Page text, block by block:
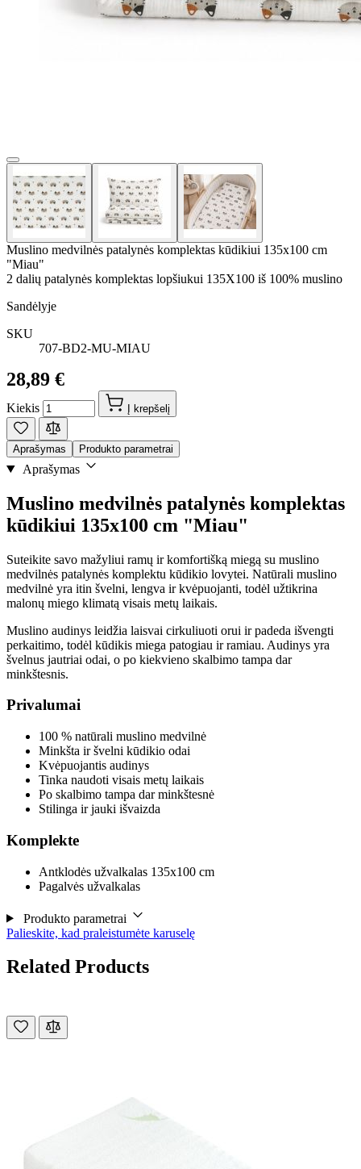
Muslino medvilnės patalynės komplektas kūdikiui 135x100 cm
"Miau"
2 dalių patalynės komplektas lopšiukui 135X100 iš 100% muslino
Sandėlyje
SKU
707-BD2-MU-MIAU
28,89 €
Kiekis Į krepšelį
Aprašymas Produkto parametrai
Aprašymas
Muslino medvilnės patalynės komplektas
kūdikiui 135x100 cm "Miau"
Suteikite savo mažyliui ramų ir komfortišką miegą su muslino
medvilnės patalynės komplektu kūdikio lovytei. Natūrali muslino
medvilnė yra itin švelni, lengva ir kvėpuojanti, todėl užtikrina
malonų miego klimatą visais metų laikais.
Muslino audinys leidžia laisvai cirkuliuoti orui ir padeda išvengti
perkaitimo, todėl kūdikis miega patogiau ir ramiau. Audinys yra
švelnus jautriai odai, o po kiekvieno skalbimo tampa dar
minkštesnis.
Privalumai
100 % natūrali muslino medvilnė
Minkšta ir švelni kūdikio odai
Kvėpuojantis audinys
Tinka naudoti visais metų laikais
Po skalbimo tampa dar minkštesnė
Stilinga ir jauki išvaizda
Komplekte
Antklodės užvalkalas 135x100 cm
Pagalvės užvalkalas
Produkto parametrai
Palieskite, kad praleistumėte karuselę
Related Products